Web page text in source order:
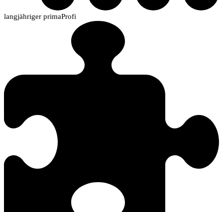
langjähriger primaProfi